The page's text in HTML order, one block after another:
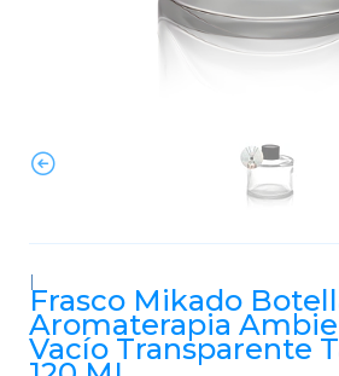
|
Frasco Mikado
Aromaterapia
Vacío Transparente